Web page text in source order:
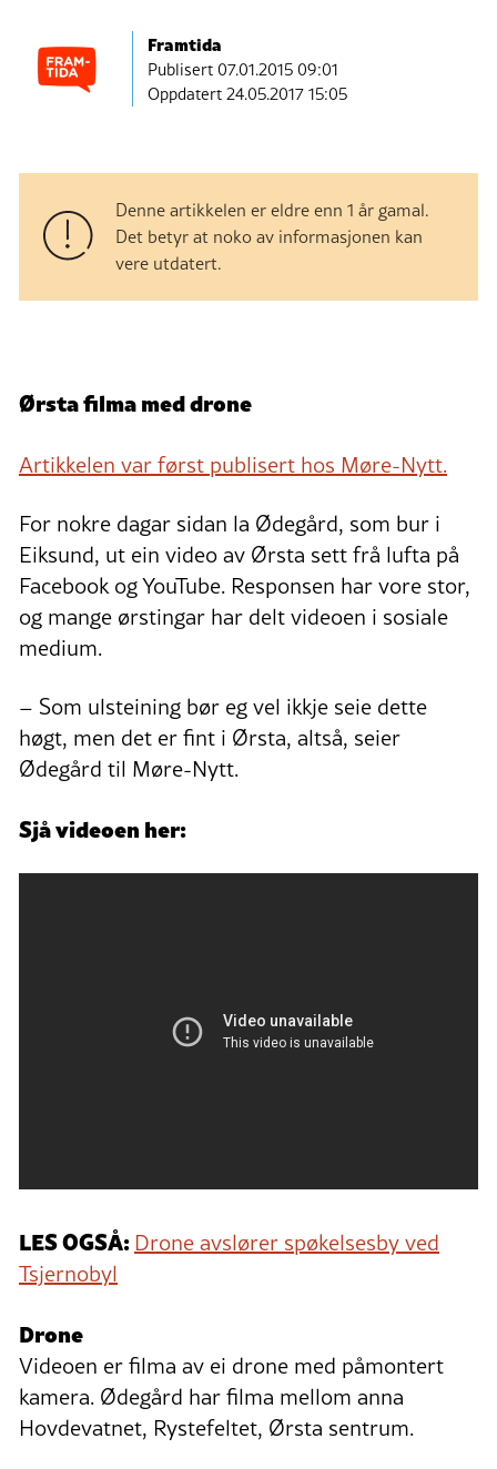
Framtida
Publisert07.01.2015 09:01
Oppdatert 24.05.2017 15:05
Denne artikkelen er eldre enn 1 år gamal.
Det betyr at noko av informasjonen kan
vere utdatert.
Ørsta filma med drone
Artikkelen var først publisert hos Møre-Nytt.
For nokre dagar sidan la Ødegård, som bur i
Eiksund, ut ein video av Ørsta sett frå lufta på
Facebook og YouTube. Responsen har vore stor,
og mange ørstingar har delt videoen i sosiale
medium.
– Som ulsteining bør eg vel ikkje seie dette
høgt, men det er fint i Ørsta, altså, seier
Ødegård til Møre-Nytt.
Sjå videoen her:
LES OGSÅ: Drone avslører spøkelsesby ved
Tsjernobyl
Drone
Videoen er filma av ei drone med påmontert
kamera. Ødegård har filma mellom anna
Hovdevatnet, Rystefeltet, Ørsta sentrum.